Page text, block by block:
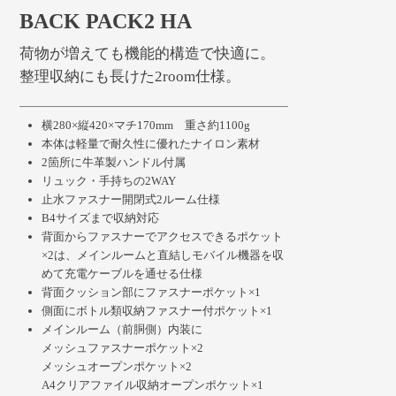
BACK PACK2 HA
荷物が増えても機能的構造で快適に。
整理収納にも長けた2room仕様。
横280×縦420×マチ170mm 重さ約1100g
本体は軽量で耐久性に優れたナイロン素材
2箇所に牛革製ハンドル付属
リュック・手持ちの2WAY
止水ファスナー開閉式2ルーム仕様
B4サイズまで収納対応
背面からファスナーでアクセスできるポケット
×2は、メインルームと直結しモバイル機器を収
めて充電ケーブルを通せる仕様
背面クッション部にファスナーポケット×1
側面にボトル類収納ファスナー付ポケット×1
メインルーム（前胴側）内装に
メッシュファスナーポケット×2
メッシュオープンポケット×2
A4クリアファイル収納オープンポケット×1